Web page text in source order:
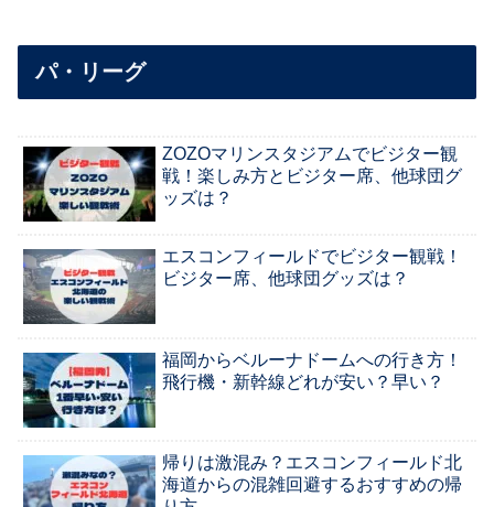
パ・リーグ
ZOZOマリンスタジアムでビジター観
戦！楽しみ方とビジター席、他球団グ
ッズは？
エスコンフィールドでビジター観戦！
ビジター席、他球団グッズは？
福岡からベルーナドームへの行き方！
飛行機・新幹線どれが安い？早い？
帰りは激混み？エスコンフィールド北
海道からの混雑回避するおすすめの帰